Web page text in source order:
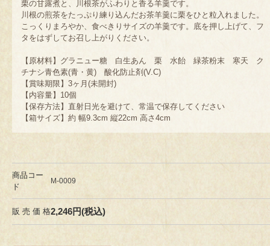
栗の甘露煮と、川根茶がふわりと香る羊羹です。
川根の煎茶をたっぷり練り込んだお茶羊羹に栗をひと粒入れました。
こっくりまろやか、食べきりサイズの羊羹です。底を押し上げて、フ
タをはずしてお召し上がりください。
【原材料】グラニュー糖 白生あん 栗 水飴 緑茶粉末 寒天 ク
チナシ青色素(青・黄) 酸化防止剤(V.C)
【賞味期限】3ヶ月(未開封)
【内容量】10個
【保存方法】直射日光を避けて、常温で保存してください
【箱サイズ】約 幅9.3cm 縦22cm 高さ4cm
商品コー
ド
M-0009
販 売 価 格2,246円(税込)